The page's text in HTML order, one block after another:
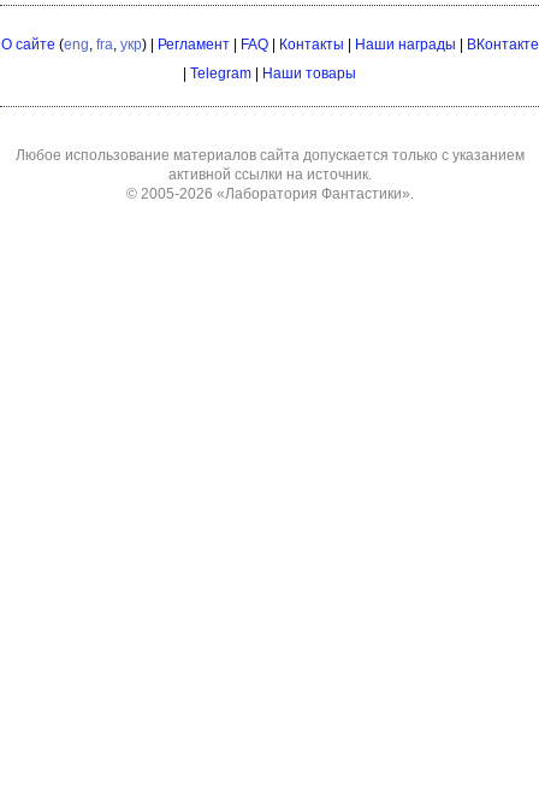
О сайте (eng, fra, укр) | Регламент| FAQ| Контакты | Наши награды | ВКонтакте
| Telegram | Наши товары
Любое использование материалов сайта допускается только с указанием
активной ссылки на источник.
© 2005-2026 «Лаборатория Фантастики».